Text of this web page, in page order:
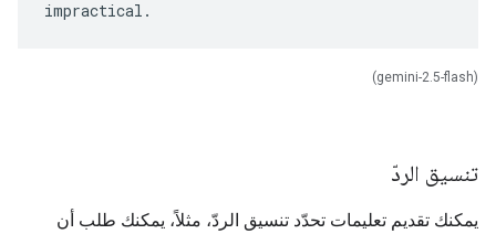
(gemini-2.5-flash)
تنسيق الردّ
يمكنك تقديم تعليمات تحدّد تنسيق الردّ، مثلاً، يمكنك طلب أن